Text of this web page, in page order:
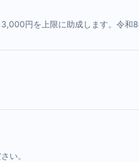
円を上限に助成します。令和
い。